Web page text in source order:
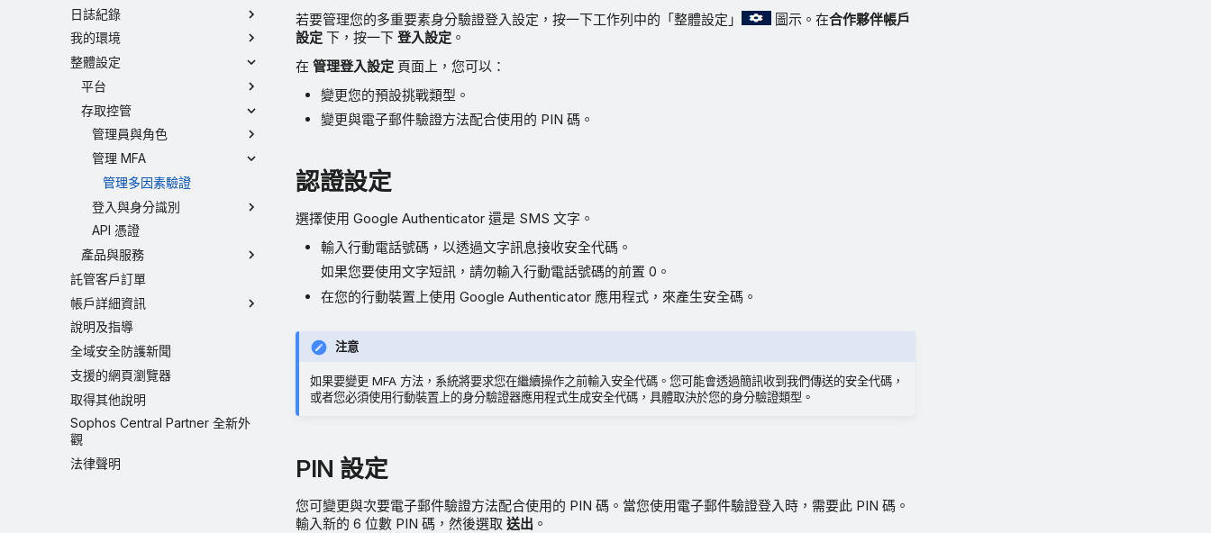
日誌紀錄
我的環境
整體設定
平台
存取控管
管理員與角色
管理 MFA
管理多因素驗證
登入與身分識別
API 憑證
產品與服務
託管客戶訂單
帳戶詳細資訊
說明及指導
全域安全防護新聞
支援的網頁瀏覽器
取得其他說明
Sophos Central Partner 全新外
觀
法律聲明
若要管理您的多重要素身分驗證登入設定，按一下工作列中的「整體設定」
圖示。在合作夥伴帳戶
設定 下，按一下 登入設定 。
在 管理登入設定 頁面上，您可以：
變更您的預設挑戰類型。
變更與電子郵件驗證方法配合使用的 PIN 碼。
認證設定
選擇使用 Google Authenticator 還是 SMS 文字。
輸入行動電話號碼，以透過文字訊息接收安全代碼。
如果您要使用文字短訊，請勿輸入行動電話號碼的前置 0。
在您的行動裝置上使用 Google Authenticator 應用程式，來產生安全碼。
注意
如果要變更 MFA 方法，系統將要求您在繼續操作之前輸入安全代碼。您可能會透過簡訊收到我們傳送的安全代碼，
或者您必須使用行動裝置上的身分驗證器應用程式生成安全代碼，具體取決於您的身分驗證類型。
PIN 設定
您可變更與次要電子郵件驗證方法配合使用的 PIN 碼。當您使用電子郵件驗證登入時，需要此 PIN 碼。
輸入新的 6 位數 PIN 碼，然後選取 送出 。